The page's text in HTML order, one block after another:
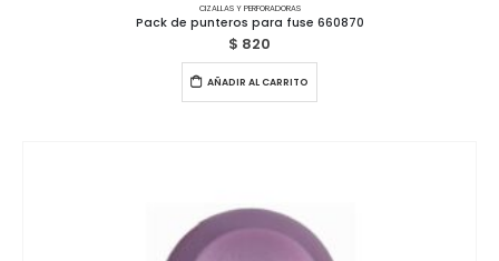
CIZALLAS Y PERFORADORAS
Pack de punteros para fuse 660870
$ 820
AÑADIR AL CARRITO